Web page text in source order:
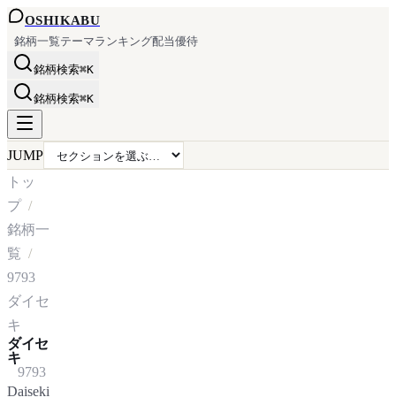
OSHIKABU
銘柄一覧テーマランキング配当優待
銘柄検索⌘K
銘柄検索⌘K
JUMP
トッ
プ
銘柄一
覧
9793
ダイセ
キ
ダイセ
キ
9793
Daiseki